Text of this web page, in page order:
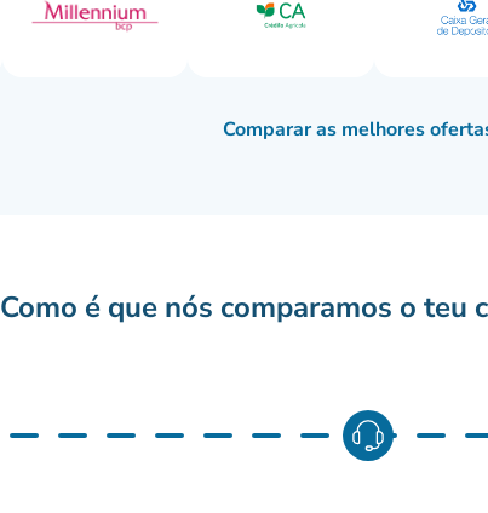
Comparar as melhores
Como é que nós comparamos o teu